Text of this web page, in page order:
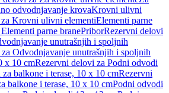
odvodnjavanje krovaKrovni ulivni
Krovni ulivni elementiElementi parne
parne branePriborRezervni delovi
unutrašnjih i spoljnih
Odvodnjavanje unutrašnjih i spoljnih
x 10 cmRezervni delovi za Podni odvodi
balkone i terase, 10 x 10 cmRezervni
balkone i terase, 10 x 10 cmPodni odvodi